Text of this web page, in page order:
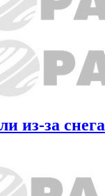
из-за снега